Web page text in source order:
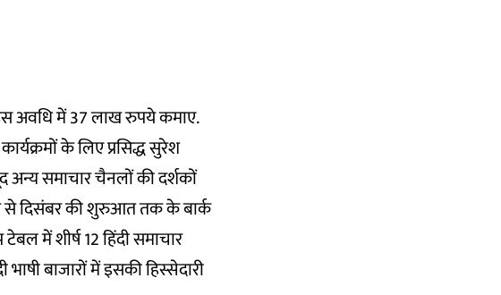
अवधि में 37 लाख रुपये कमाए.
के लिए प्रसिद्ध सुरेश
अन्य समाचार चैनलों की दर्शकों
से दिसंबर की शुरुआत तक के बार्क
में शीर्ष 12 हिंदी समाचार
बाजारों में इसकी हिस्सेदारी